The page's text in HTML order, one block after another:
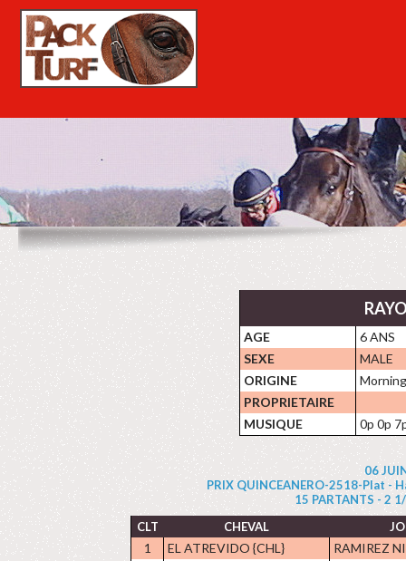
AGE
6 ANS
SEXE
MALE
ORIGINE
PROPRIETAIRE
MUSIQUE
0p 0p
06
PRIX QUINCEANERO-2518-Plat -
15 PARTANTS - 2
CLT
CHEVAL
1 EL ATREVIDO {CHL}
RAMIREZ